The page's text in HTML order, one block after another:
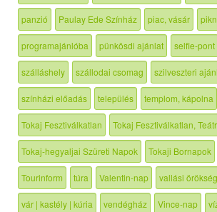
panzió Paulay Ede Színház piac, vásár
programajánlóba pünkösdi ajánlat selfie-pont
szálláshely szállodai csomag szilveszteri
színházi előadás település templom, kápolna
Tokaj Fesztiválkatlan Tokaj Fesztiválkatlan,
Tokaj-hegyaljai Szüreti Napok Tokaji Bornapok
Tourinform túra Valentin-nap vallási örökség
vár | kastély | kúria vendégház Vince-nap